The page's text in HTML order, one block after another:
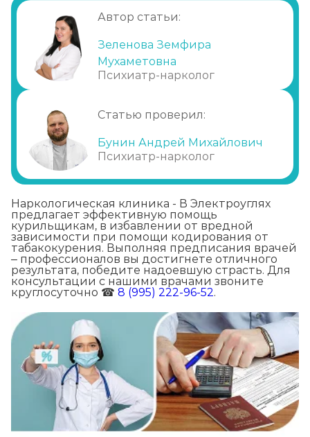
Какие преимущества лечения в нашей
клинике
Автор статьи:
Зеленова Земфира
Мухаметовна
Психиатр-нарколог
Статью проверил:
Бунин Андрей Михайлович
Психиатр-нарколог
Наркологическая клиника - В Электроуглях
предлагает эффективную помощь
курильщикам, в избавлении от вредной
зависимости при помощи кодирования от
табакокурения. Выполняя предписания врачей
– профессионалов вы достигнете отличного
результата, победите надоевшую страсть. Для
консультации с нашими врачами звоните
круглосуточно ☎ 8 (995) 222-96-52.